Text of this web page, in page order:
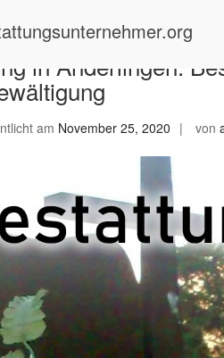
in Anderlingen:
am November 25, 2020 von